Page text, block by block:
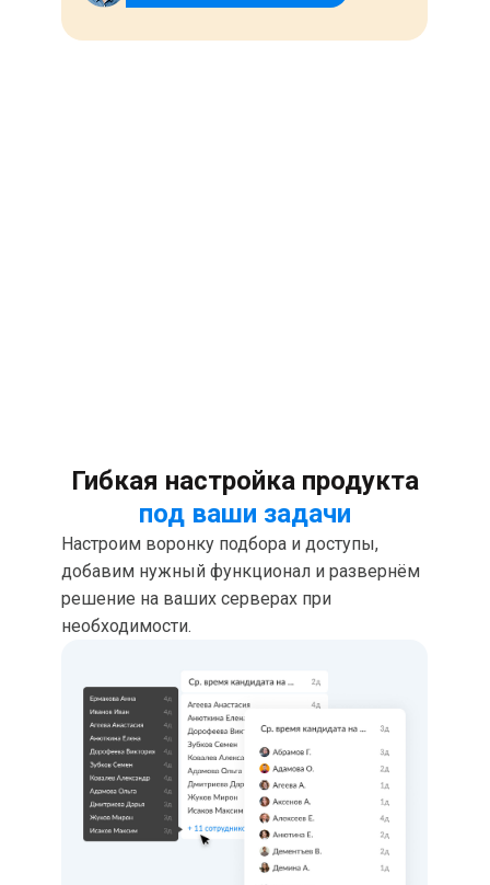
Гибкая настройка продукта
под ваши задачи
Настроим воронку подбора и доступы,
добавим нужный функционал и развернём
решение на ваших серверах при
необходимости.